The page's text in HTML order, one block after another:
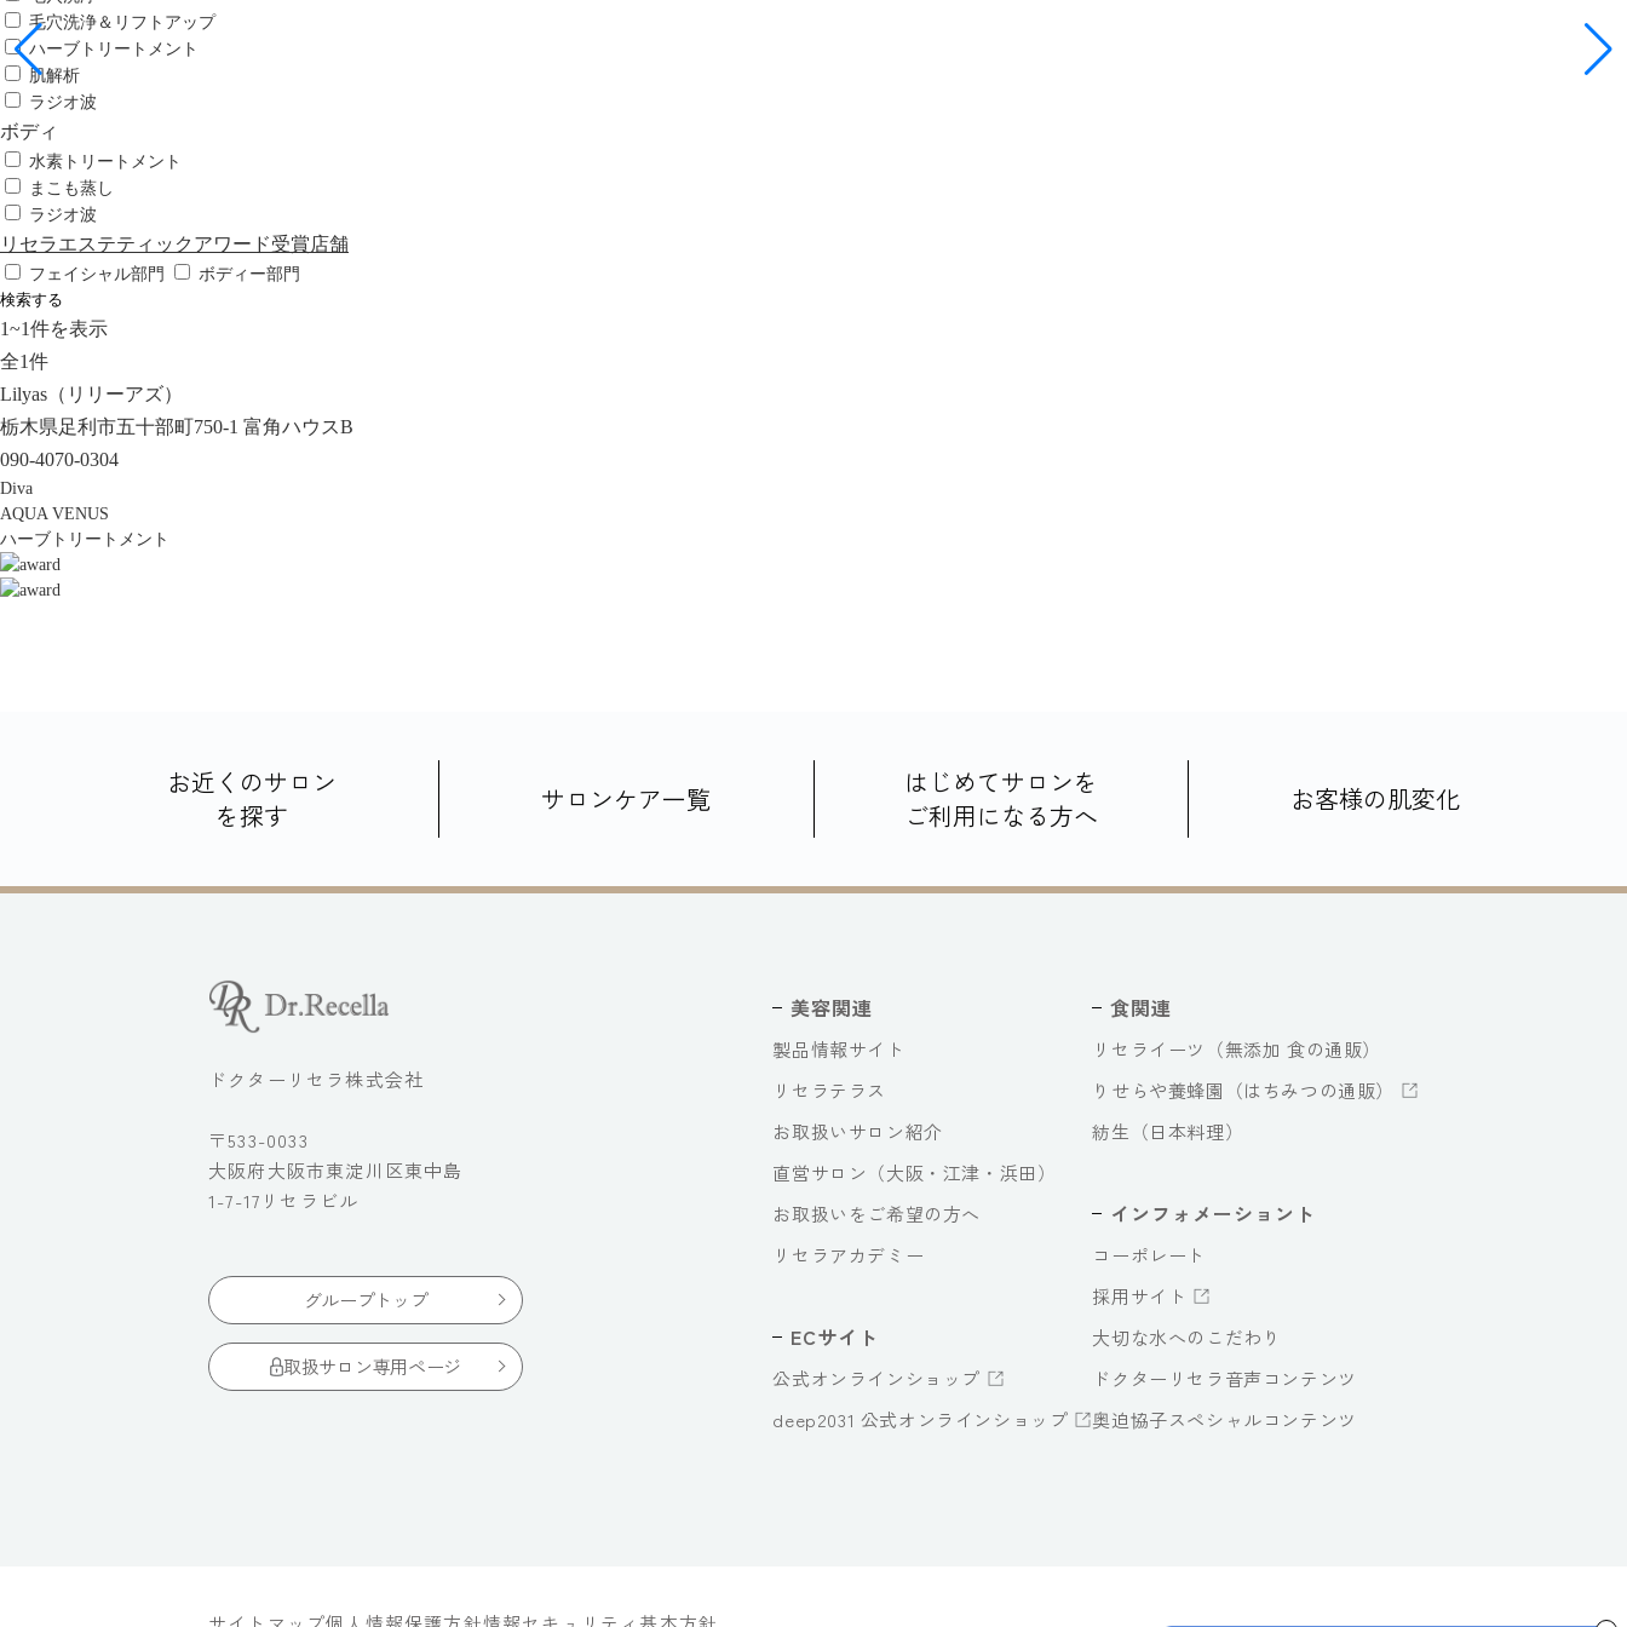
毛穴洗浄＆リフトアップ
ハーブトリートメント
肌解析
ラジオ波
ボディ
水素トリートメント
まこも蒸し
ラジオ波
リセラエステティックアワード受賞店舗
フェイシャル部門
ボディー部門
検索する
1~1件を表示
全1件
Lilyas（リリーアズ）
栃木県足利市五十部町750-1 富角ハウスB
090-4070-0304
Diva
AQUA VENUS
ハーブトリートメント
お近くのサロン
を探す
サロンケア一覧
はじめてサロンを
ご利用になる方へ
お客様の肌変化
ドクターリセラ株式会社
〒533-0033
大阪府大阪市東淀川区東中島
1-7-17リセラビル
グループトップ
取扱サロン専用ページ
美容関連
製品情報サイト
リセラテラス
お取扱いサロン紹介
直営サロン（大阪・江津・浜田）
お取扱いをご希望の方へ
リセラアカデミー
ECサイト
公式オンラインショップ
deep2031 公式オンラインショップ
食関連
リセライーツ（無添加 食の通販）
りせらや養蜂園（はちみつの通販）
紡生（日本料理）
インフォメーショント
コーポレート
採用サイト
大切な水へのこだわり
ドクターリセラ音声コンテンツ
奥迫協子スペシャルコンテンツ